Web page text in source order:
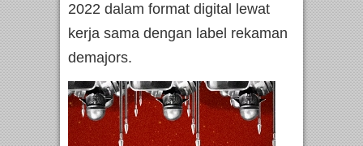
2022 dalam format digital lewat
kerja sama dengan label rekaman
demajors.